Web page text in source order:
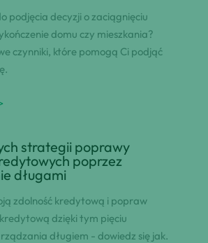
podjęcia decyzji o zaciągnięciu
domu czy mieszkania?
czynniki, które pomogą Ci podjąć
strategii poprawy
poprzez
długami
zdolność kredytową i popraw
dzięki tym pięciu
długiem - dowiedz się jak.